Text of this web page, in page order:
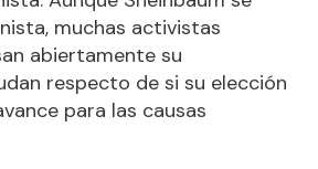
muchas activistas
abiertamente su
respecto de si su elección
para las causas